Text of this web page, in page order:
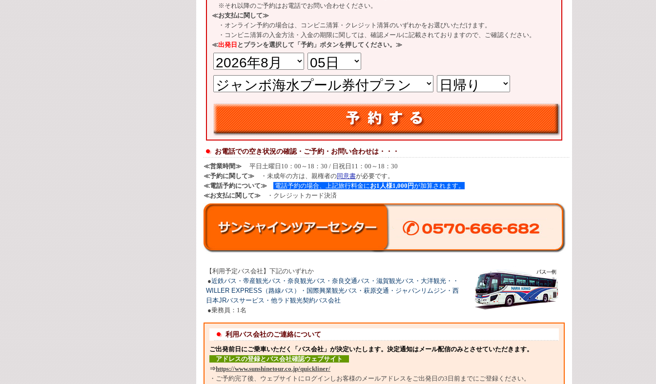
※それ以降のご予約はお電話でお問い合わせください。
≪お支払に関して≫
・オンライン予約の場合は、コンビニ清算・クレジット清算のいずれかをお選びいただけます。
・コンビニ清算の入金方法・入金の期限に関しては、確認メールに記載されておりますので、ご確認ください。
≪出発日 とプランを選択して「予約」ボタンを押してください。≫
お電話での空き状況の確認・ご予約・お問い合わせは・・・
≪営業時間≫
平日土曜日 10：00～18：30 / 日祝日11：00～18：30
≪予約に関して≫ ・未成年の方は、親権者の同意書が必要です。
≪電話予約について≫
電話予約の場合、上記旅行料金にお1人様1,000円が加算されます。
≪お支払に関して≫ ・クレジットカード決済
【利用予定バス会社】下記のいずれか
●近鉄バス ・帝産観光バス ・奈良観光バス・奈良交通バス・滋賀観光バス・大洋観光・
・
WILLER EXPRESS（路線バス）・ 国際興業観光バス・萩原交通・ジャパンリムジン・西
日本JRバスサービス・他ラド観光契約バス会社
●乗務員：1名
利用バス会社のご連絡について
ご出発前日にご乗車いただく「バス会社」が決定いたします。決定通知はメール配信のみとさせていただきます。
アドレスの登録とバス会社確認ウェブサイト
⇒https://www.sunshinetour.co.jp/quickliner/
・ご予約完了後、ウェブサイトにログインしお客様のメールアドレスをご出発日の3日前までにご登録ください。